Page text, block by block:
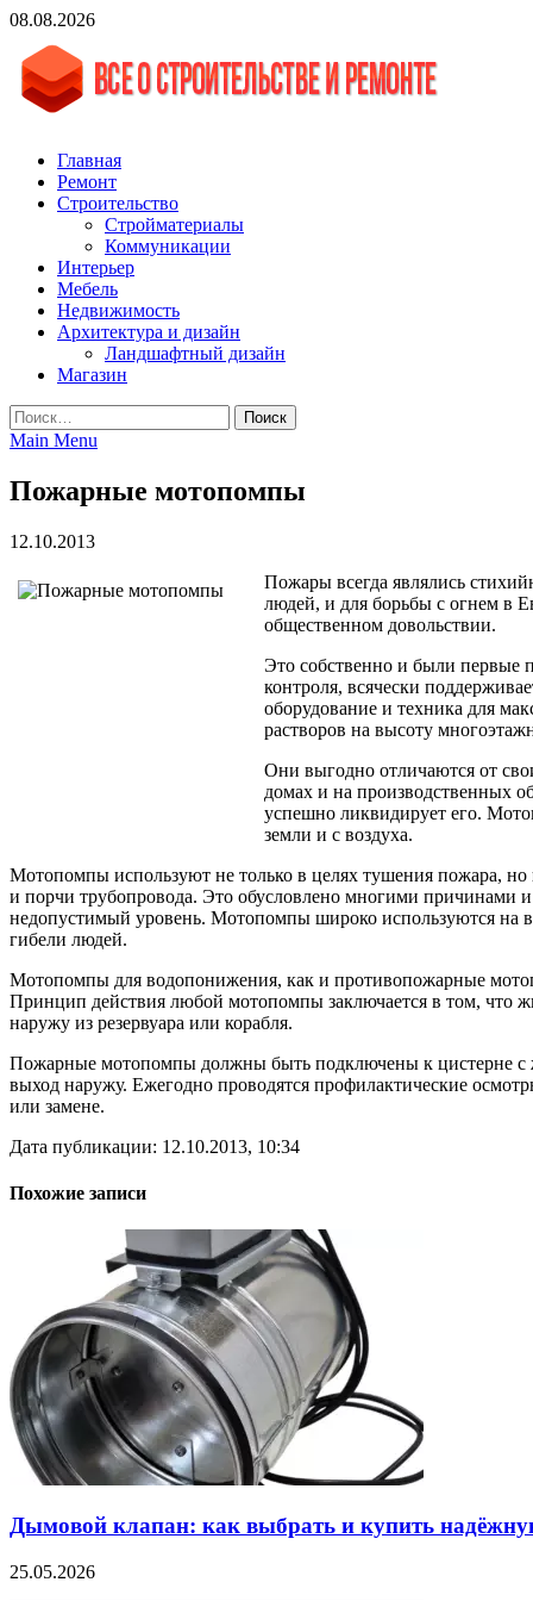
Skip
content
08.08.2026
vgasa.ru
Строительный журнал. Всё о строительстве и ремонтах
Главная
Ремонт
Строительство
Стройматериалы
Коммуникации
Интерьер
Мебель
Недвижимость
Архитектура и дизайн
Ландшафтный дизайн
Магазин
Найти:
Main Menu
Пожарные мотопомпы
12.10.2013
Пожары всегда являлись
людей, и для борьбы с огнем в
общественном довольствии.
Это собственно и были первые
контроля, всячески
оборудование и техника для
растворов на высоту
Они выгодно отличаются от
домах и на производственных
успешно ликвидирует его.
земли и с воздуха.
Мотопомпы используют не только в целях тушения пожара,
и порчи трубопровода. Это обусловлено многими причинами
недопустимый уровень. Мотопомпы широко используются на
гибели людей.
Мотопомпы для водопонижения, как и противопожарные
Принцип действия любой мотопомпы заключается в том, что
наружу из резервуара или корабля.
Пожарные мотопомпы должны быть подключены к цистерне с
выход наружу. Ежегодно проводятся профилактические
или замене.
Дата публикации: 12.10.2013, 10:34
Похожие записи
Дымовой клапан: как выбрать и купить
25.05.2026